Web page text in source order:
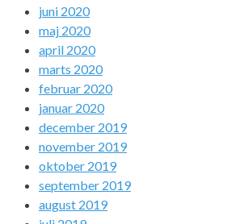
juni 2020
maj 2020
april 2020
marts 2020
februar 2020
januar 2020
december 2019
november 2019
oktober 2019
september 2019
august 2019